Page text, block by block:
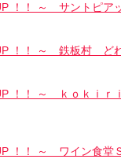
！！ ～ サントピ
UP ！！ ～ 鉄板村
！！ ～ ｋｏｋｉｒ
！！ ～ ワイン食